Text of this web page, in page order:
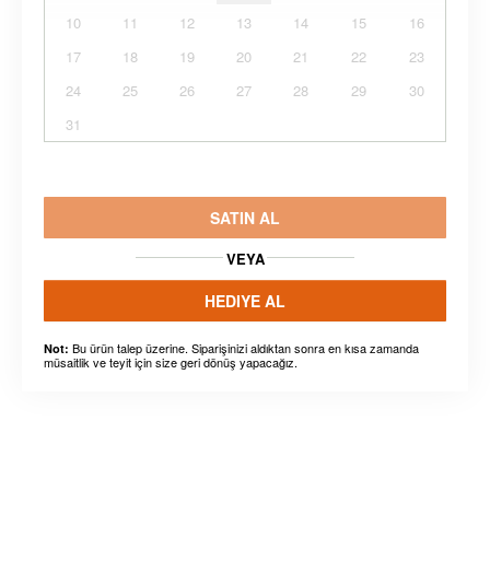
10
11 12 13 14 15
16
17
18 19 20 21 22
23
24
25 26 27 28 29
30
31
SATIN AL
VEYA
HEDIYE AL
Not: Bu ürün talep üzerine. Siparişinizi aldıktan sonra en kısa zamanda
müsaitlik ve teyit için size geri dönüş yapacağız.